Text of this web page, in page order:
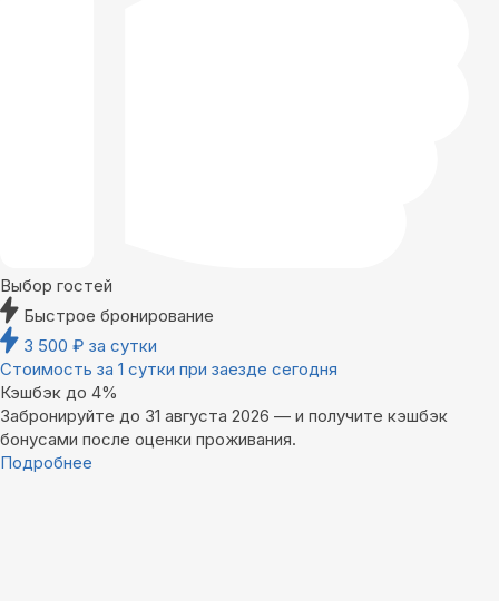
Выбор гостей
Быстрое бронирование
3 500 ₽ за сутки
Стоимость за 1 сутки при заезде сегодня
Кэшбэк до 4%
Забронируйте до 31 августа 2026 — и получите кэшбэк
бонусами после оценки проживания.
Подробнее